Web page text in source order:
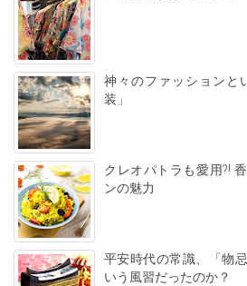
神々のファッションと
装」
クレオパトラも愛用?!
ンの魅力
平安時代の常識、「物
いう風習だったのか？